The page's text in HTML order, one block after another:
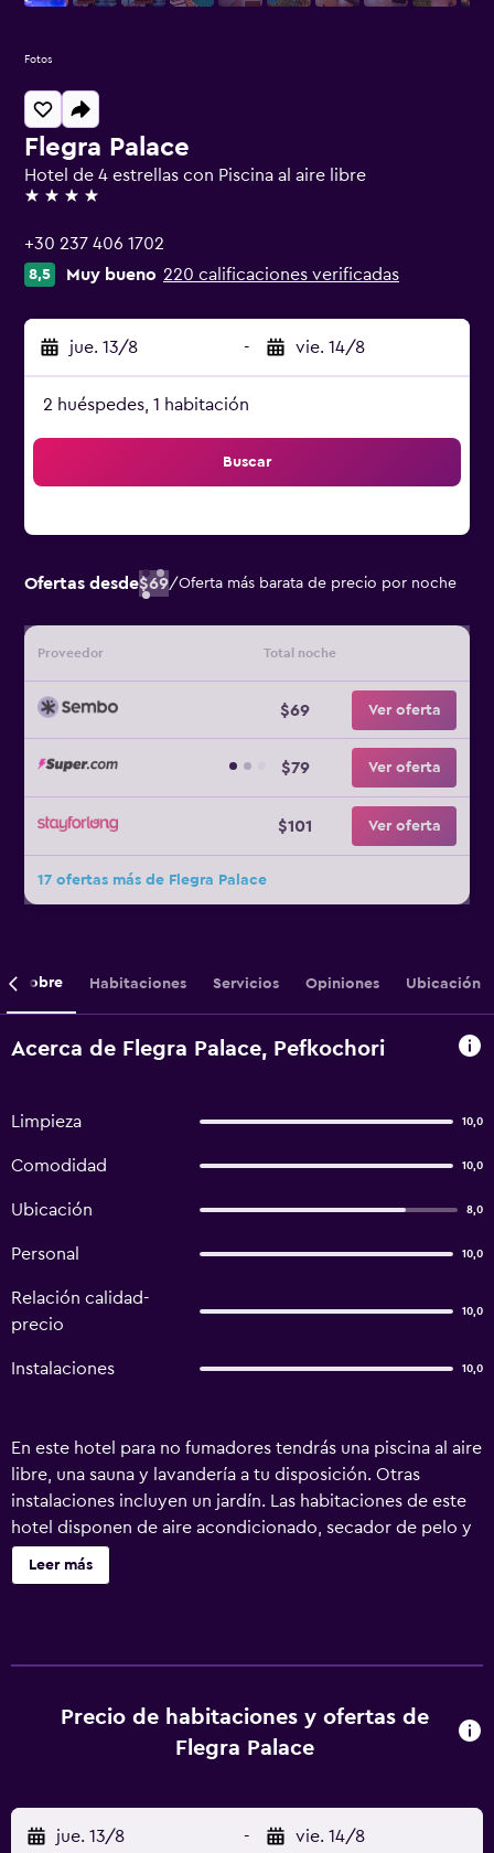
Flegra Palace
Hotel de 4 estrellas con Piscina al aire libre
4 estrellas
+30 237 406 1702
8,5 Muy bueno 220 calificaciones verificadas
jue. 13/8 - vie. 14/8
2 huéspedes, 1 habitación
Buscar
Ofertas desde$69/Oferta más barata de precio por noche
Proveedor Total noche
$69 Ver oferta
$79 Ver oferta
$101 Ver oferta
17 ofertas más de Flegra Palace
Fotos
Sobre Habitaciones Servicios Opiniones Ubicación
Acerca de Flegra Palace, Pefkochori
Limpieza 10,0
Comodidad 10,0
Ubicación 8,0
Personal 10,0
Relación calidad-
precio
10,0
Instalaciones 10,0
En este hotel para no fumadores tendrás una piscina al aire
libre, una sauna y lavandería a tu disposición. Otras
instalaciones incluyen un jardín. Las habitaciones de este
hotel disponen de aire acondicionado, secador de pelo y
tabla de planchar con plancha. Las habitaciones disponen
de balcón. Los huéspedes pueden navegar por la web
Leer más
Precio de habitaciones y ofertas de
Flegra Palace
jue. 13/8 - vie. 14/8